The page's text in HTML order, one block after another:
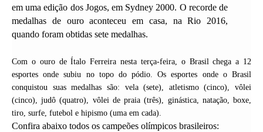
em uma edição dos Jogos, em Sydney 2000. O recorde de
medalhas de ouro aconteceu em casa, na Rio 2016,
quando foram obtidas sete medalhas.
Com o ouro de Ítalo Ferreira nesta terça-feira, o Brasil chega a 12
esportes onde subiu no topo do pódio. Os esportes onde o Brasil
conquistou suas medalhas são: vela (sete), atletismo (cinco), vôlei
(cinco), judô (quatro), vôlei de praia (três), ginástica, natação, boxe,
tiro, surfe, futebol e hipismo (uma em cada).
Confira abaixo todos os campeões olímpicos brasileiros: